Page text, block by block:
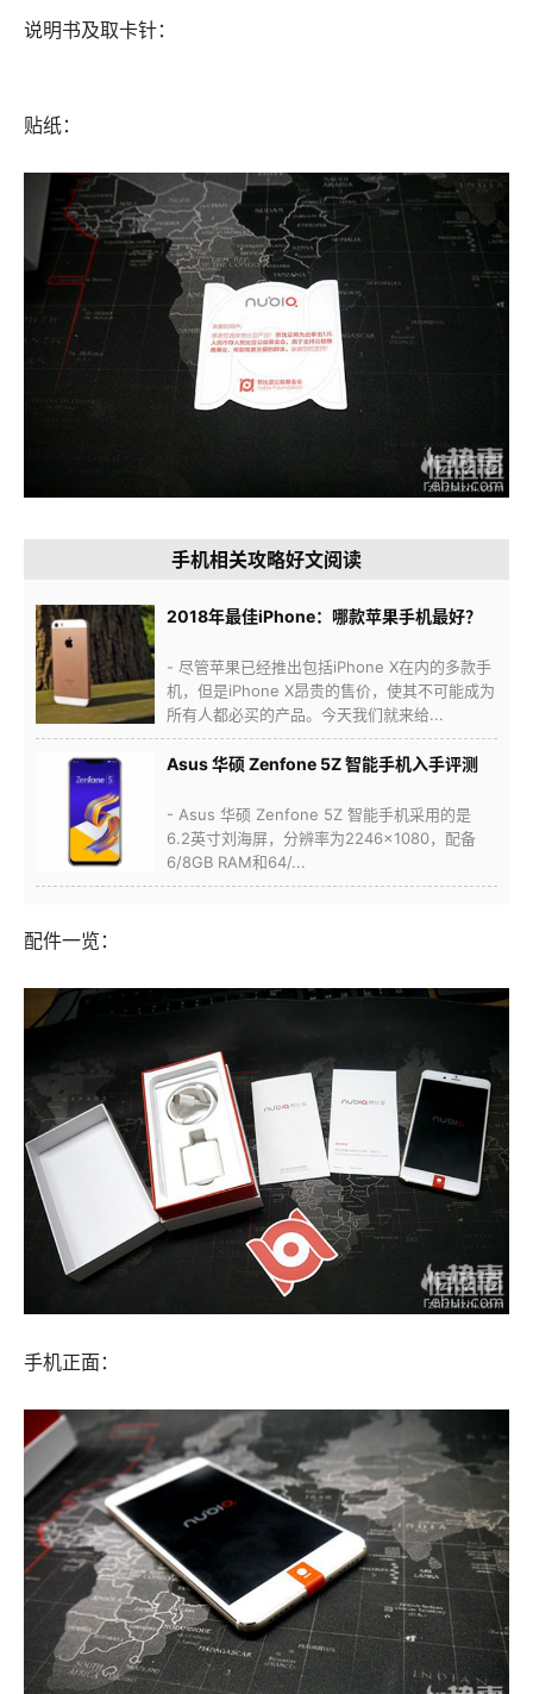
说明书及取卡针：
贴纸：
手机相关攻略好文阅读
2018年最佳iPhone：哪款苹果手机最好？
- 尽管苹果已经推出包括iPhone X在内的多款手
机，但是iPhone X昂贵的售价，使其不可能成为
所有人都必买的产品。今天我们就来给...
Asus 华硕 Zenfone 5Z 智能手机入手评测
- Asus 华硕 Zenfone 5Z 智能手机采用的是
6.2英寸刘海屏，分辨率为2246×1080，配备
6/8GB RAM和64/...
配件一览：
手机正面：